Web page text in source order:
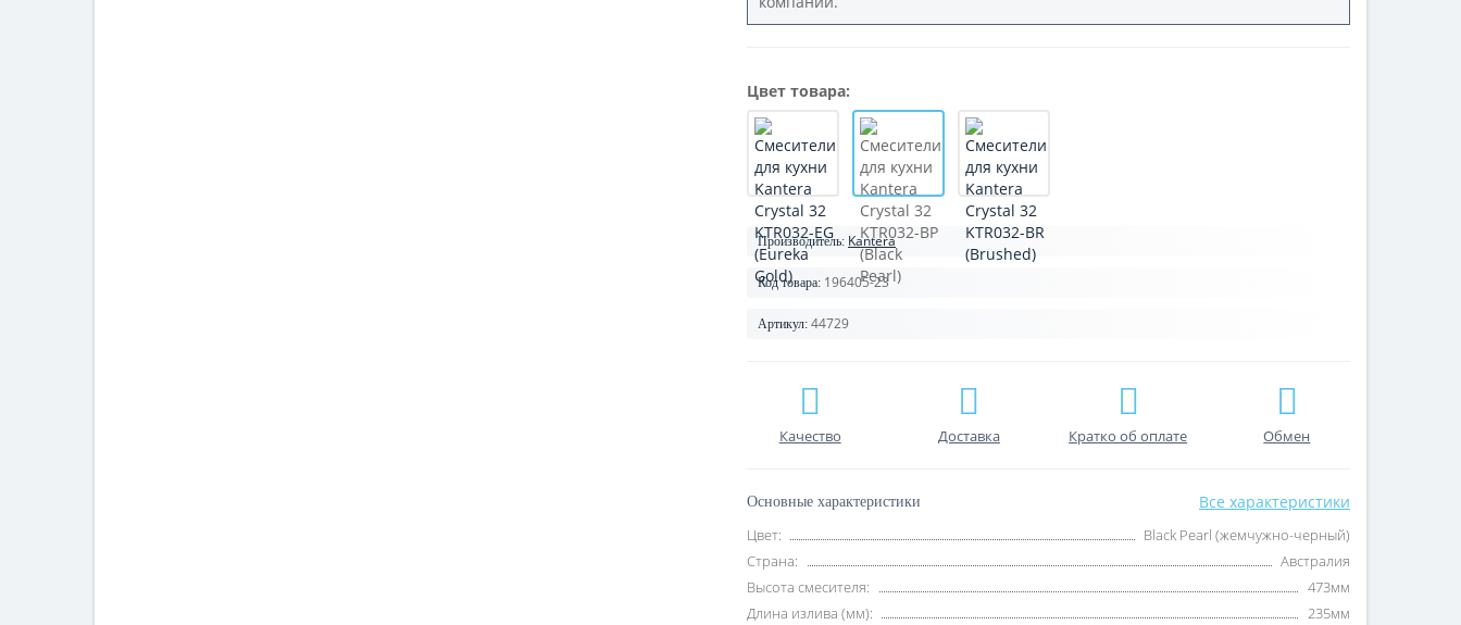
Цвет товара:
Производитель: Kantera
Код товара: 196405-23
Артикул: 44729
Качество Доставка Кратко об оплате Обмен
Основные характеристики Все характеристики
Цвет:
Black Pearl (жемчужно-черный)
Страна:
Австралия
Высота смесителя:
473мм
Длина излива (мм):
235мм